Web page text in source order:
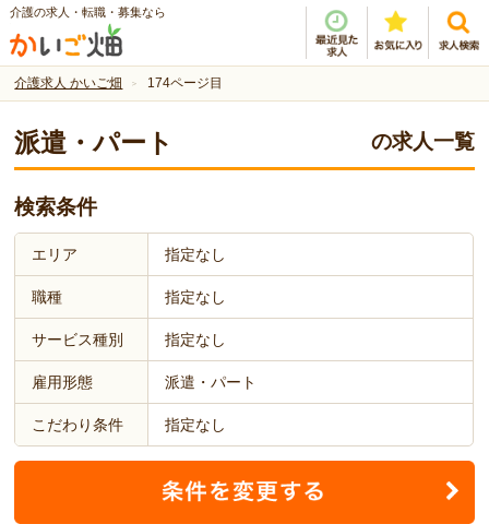
介護の求人・転職・募集なら
介護求人 かいご畑 174ページ目
派遣・パート の求人一覧
検索条件
エリア 指定なし
職種 指定なし
サービス種別 指定なし
雇用形態 派遣・パート
こだわり条件 指定なし